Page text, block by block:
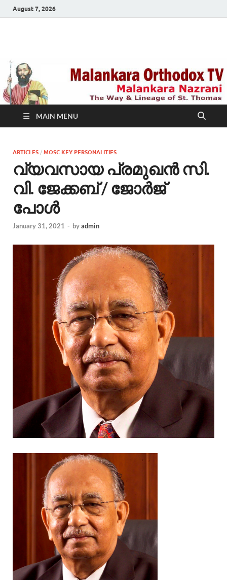
August 7, 2026
TV
MAIN MENU
ARTICLES / MOSC KEY PERSONALITIES
വ്യവസായ പ്രമുഖന്‍ സി.
വി. ജേക്കബ് / ജോര്‍ജ്
പോള്‍
January 31, 2021 - byadmin